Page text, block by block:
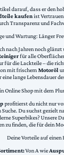
darauf, dass er den
kaufen ist
Transparenz und
und Wartung: Länger
nach Jahren noch
für alle
für die Lackteile – die
mit frischemMotoröl
eine lange Lebensdauer
Online Shop mit dem
profitierst du nicht nur
Du suchst gezielt
Superbikes? Unsere
zu finden, die für dein
Deine Vorteile auf einen
Von A wie